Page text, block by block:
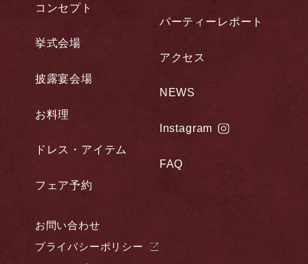
コンセプト
挙式会場
披露宴会場
お料理
ドレス・アイテム
フェア予約
パーティーレポート
アクセス
NEWS
Instagram
FAQ
お問い合わせ
プライバシーポリシー